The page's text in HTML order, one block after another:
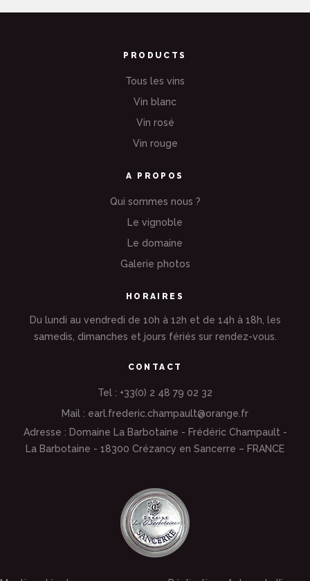
Vins blancs
PRODUCTS
Tous les vins
Vin blanc
Vin rosé
Vin rouge
A PROPOS
Qui sommes nous ?
Le vignoble
Le domaine
Galerie photos
HORAIRES
Du lundi au vendredi de 10h à 12h et de 14h à 18h, les
samedis, dimanches et jours fériés sur rendez-vous.
CONTACT
Tel : +33(0) 2 48 79 02 32
Mail : earl.frederic.champault@orange.fr
Adresse : Domaine La Barbotaine - Frédéric Champault -
La Barbotaine - 18300 Crézancy en Sancerre – FRANCE